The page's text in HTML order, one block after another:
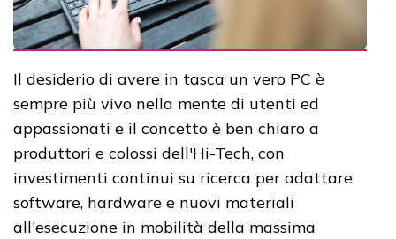
Il desiderio di avere in tasca un vero PC è
sempre più vivo nella mente di utenti ed
appassionati e il concetto è ben chiaro a
produttori e colossi dell'Hi-Tech, con
investimenti continui su ricerca per adattare
software, hardware e nuovi materiali
all'esecuzione in mobilità della massima